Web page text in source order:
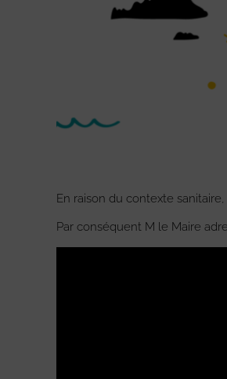
En raison du contexte
Par conséquent M le Maire